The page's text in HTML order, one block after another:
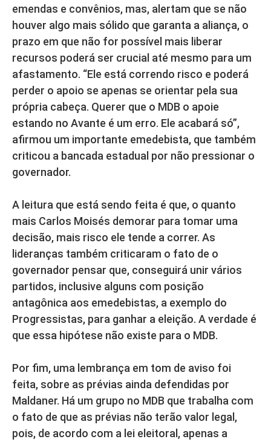
emendas e convênios, mas, alertam que se não
houver algo mais sólido que garanta a aliança, o
prazo em que não for possível mais liberar
recursos poderá ser crucial até mesmo para um
afastamento. “Ele está correndo risco e poderá
perder o apoio se apenas se orientar pela sua
própria cabeça. Querer que o MDB o apoie
estando no Avante é um erro. Ele acabará só”,
afirmou um importante emedebista, que também
criticou a bancada estadual por não pressionar o
governador.
A leitura que está sendo feita é que, o quanto
mais Carlos Moisés demorar para tomar uma
decisão, mais risco ele tende a correr. As
lideranças também criticaram o fato de o
governador pensar que, conseguirá unir vários
partidos, inclusive alguns com posição
antagônica aos emedebistas, a exemplo do
Progressistas, para ganhar a eleição. A verdade é
que essa hipótese não existe para o MDB.
Por fim, uma lembrança em tom de aviso foi
feita, sobre as prévias ainda defendidas por
Maldaner. Há um grupo no MDB que trabalha com
o fato de que as prévias não terão valor legal,
pois, de acordo com a lei eleitoral, apenas a